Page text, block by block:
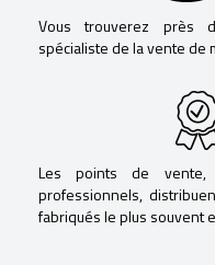
Vous trouverez près
spécialiste de la vente de
Les points de vente,
professionnels,
fabriqués le plus souvent